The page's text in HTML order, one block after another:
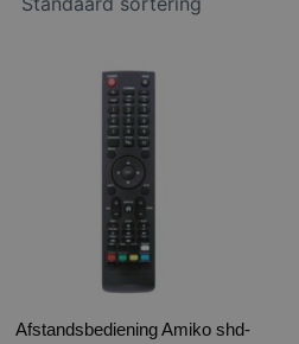
Afstandsbediening Amiko shd-
Dit
product
heeft
variaties.
Deze
optie
worden